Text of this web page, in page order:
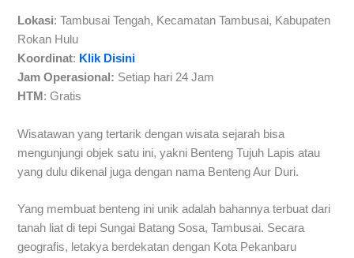
Lokasi: Tambusai Tengah, Kecamatan Tambusai, Kabupaten
Rokan Hulu
Koordinat: Klik Disini
Jam Operasional: Setiap hari 24 Jam
HTM : Gratis
Wisatawan yang tertarik dengan wisata sejarah bisa
mengunjungi objek satu ini, yakni Benteng Tujuh Lapis atau
yang dulu dikenal juga dengan nama Benteng Aur Duri.
Yang membuat benteng ini unik adalah bahannya terbuat dari
tanah liat di tepi Sungai Batang Sosa, Tambusai. Secara
geografis, letakya berdekatan dengan Kota Pekanbaru